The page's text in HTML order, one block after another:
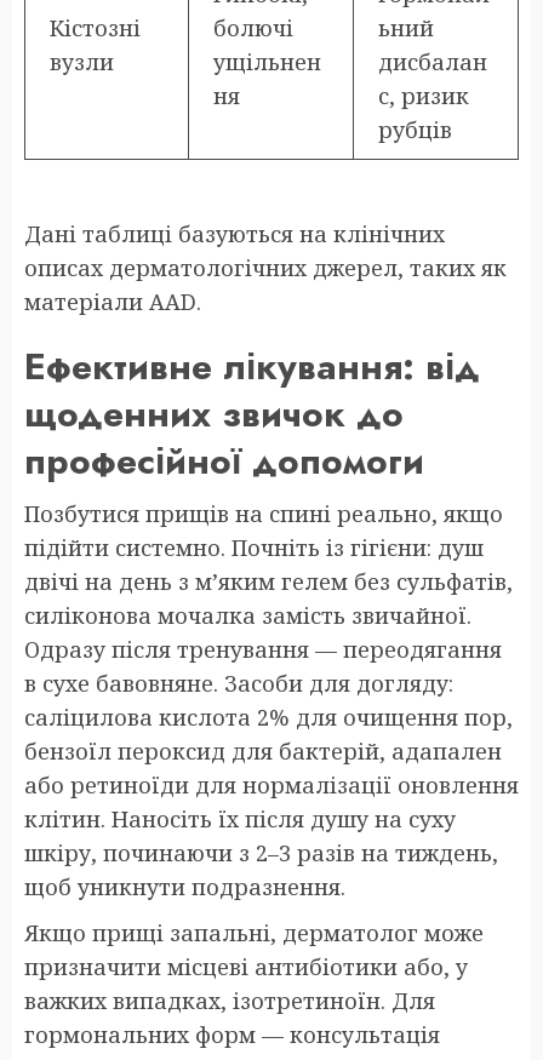
Кістозні
вузли
болючі
ущільнен
ня
ьний
дисбалан
с, ризик
рубців
Дані таблиці базуються на клінічних
описах дерматологічних джерел, таких як
матеріали AAD.
Ефективне лікування: від
щоденних звичок до
професійної допомоги
Позбутися прищів на спині реально, якщо
підійти системно. Почніть із гігієни: душ
двічі на день з м’яким гелем без сульфатів,
силіконова мочалка замість звичайної.
Одразу після тренування — переодягання
в сухе бавовняне. Засоби для догляду:
саліцилова кислота 2% для очищення пор,
бензоїл пероксид для бактерій, адапален
або ретиноїди для нормалізації оновлення
клітин. Наносіть їх після душу на суху
шкіру, починаючи з 2–3 разів на тиждень,
щоб уникнути подразнення.
Якщо прищі запальні, дерматолог може
призначити місцеві антибіотики або, у
важких випадках, ізотретиноїн. Для
гормональних форм — консультація